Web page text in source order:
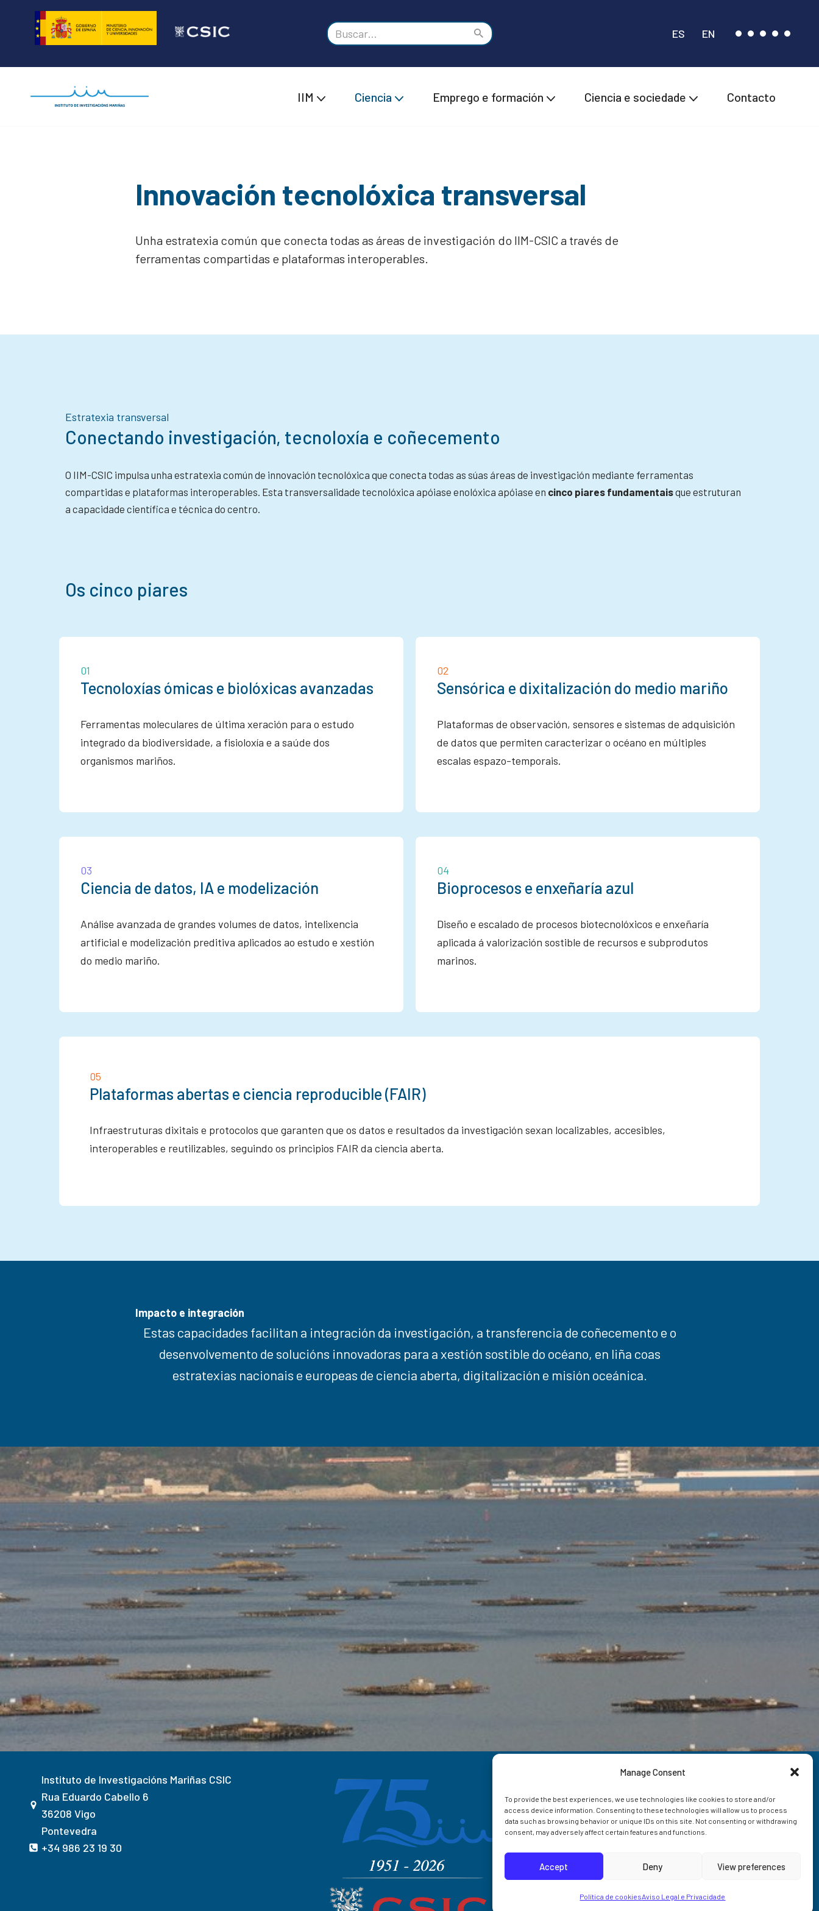
Manage Consent
To provide the best experiences, we use technologies like cookies to store and/or
access device information. Consenting to these technologies will allow us to process
data such as browsing behavior or unique IDs on this site. Not consenting or withdrawing
consent, may adversely affect certain features and functions.
Accept Deny View preferences
Política de cookiesAviso Legal e Privacidade
Saltar
contido
ES EN
IIM Ciencia Emprego e formación Ciencia e sociedade Contacto
Innovación tecnolóxica transversal
Unha estratexia común que conecta todas as áreas de investigación do IIM-CSIC a través de
ferramentas compartidas e plataformas interoperables.
Estratexia transversal
Conectando investigación, tecnoloxía e coñecemento
O IIM-CSIC impulsa unha estratexia común de innovación tecnolóxica que conecta todas as súas áreas de investigación mediante ferramentas
compartidas e plataformas interoperables. Esta transversalidade tecnolóxica apóiase enolóxica apóiase en cinco piares fundamentaisque estruturan
a capacidade científica e técnica do centro.
Os cinco piares
01
Tecnoloxías ómicas e biolóxicas avanzadas
Ferramentas moleculares de última xeración para o estudo
integrado da biodiversidade, a fisioloxía e a saúde dos
organismos mariños.
02
Sensórica e dixitalización do medio mariño
Plataformas de observación, sensores e sistemas de adquisición
de datos que permiten caracterizar o océano en múltiples
escalas espazo-temporais.
03
Ciencia de datos, IA e modelización
Análise avanzada de grandes volumes de datos, intelixencia
artificial e modelización preditiva aplicados ao estudo e xestión
do medio mariño.
04
Bioprocesos e enxeñaría azul
Diseño e escalado de procesos biotecnolóxicos e enxeñaría
aplicada á valorización sostible de recursos e subprodutos
marinos.
05
Plataformas abertas e ciencia reproducible (FAIR)
Infraestruturas dixitais e protocolos que garanten que os datos e resultados da investigación sexan localizables, accesibles,
interoperables e reutilizables, seguindo os principios FAIR da ciencia aberta.
Impacto e integración
Estas capacidades facilitan a integración da investigación, a transferencia de coñecemento e o
desenvolvemento de solucións innovadoras para a xestión sostible do océano, en liña coas
estratexias nacionais e europeas de ciencia aberta, digitalización e misión oceánica.
Instituto de Investigacións Mariñas CSIC
Rua Eduardo Cabello 6
36208 Vigo
Pontevedra
+34 986 23 19 30
Intranet IIM
Extensións